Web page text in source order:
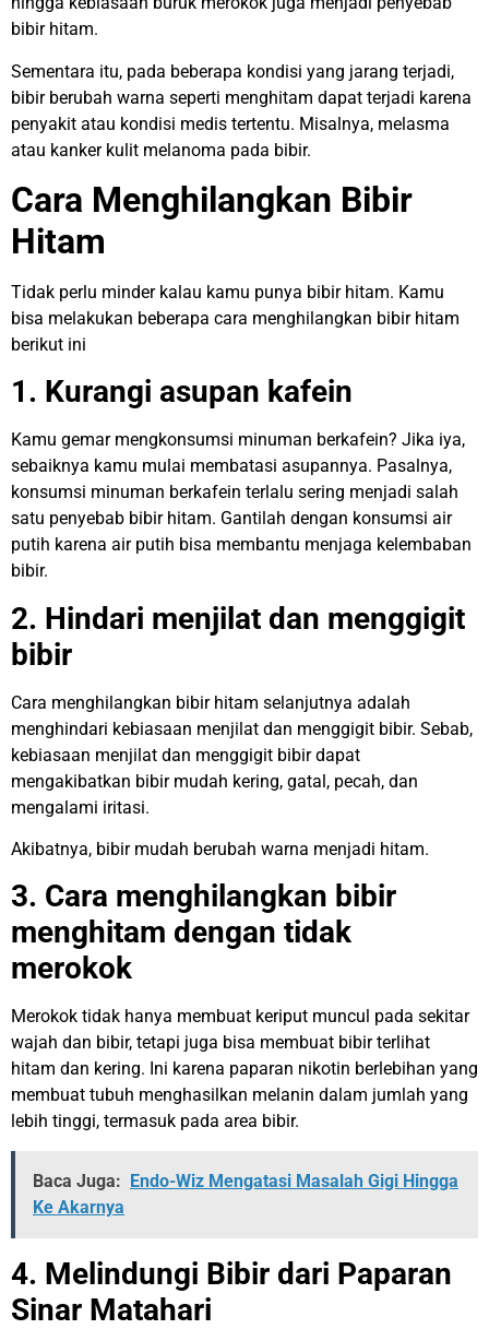
bibir hitam.
Sementara itu, pada beberapa kondisi yang jarang terjadi,
bibir berubah warna seperti menghitam dapat terjadi karena
penyakit atau kondisi medis tertentu. Misalnya, melasma
atau kanker kulit melanoma pada bibir.
Cara Menghilangkan Bibir
Hitam
Tidak perlu minder kalau kamu punya bibir hitam. Kamu
bisa melakukan beberapa cara menghilangkan bibir hitam
berikut ini
1. Kurangi asupan kafein
Kamu gemar mengkonsumsi minuman berkafein? Jika iya,
sebaiknya kamu mulai membatasi asupannya. Pasalnya,
konsumsi minuman berkafein terlalu sering menjadi salah
satu penyebab bibir hitam. Gantilah dengan konsumsi air
putih karena air putih bisa membantu menjaga kelembaban
bibir.
2. Hindari menjilat dan menggigit
bibir
Cara menghilangkan bibir hitam selanjutnya adalah
menghindari kebiasaan menjilat dan menggigit bibir. Sebab,
kebiasaan menjilat dan menggigit bibir dapat
mengakibatkan bibir mudah kering, gatal, pecah, dan
mengalami iritasi.
Akibatnya, bibir mudah berubah warna menjadi hitam.
3. Cara menghilangkan bibir
menghitam dengan tidak
merokok
Merokok tidak hanya membuat keriput muncul pada sekitar
wajah dan bibir, tetapi juga bisa membuat bibir terlihat
hitam dan kering. Ini karena paparan nikotin berlebihan yang
membuat tubuh menghasilkan melanin dalam jumlah yang
lebih tinggi, termasuk pada area bibir.
Baca Juga: Endo-Wiz Mengatasi Masalah Gigi Hingga
Ke Akarnya
4. Melindungi Bibir dari Paparan
Sinar Matahari